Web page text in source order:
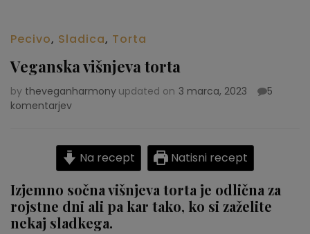
Pecivo, Sladica, Torta
Veganska višnjeva torta
by theveganharmony updated on 3 marca, 2023
5
komentarjev
torta
Na recept Natisni recept
Izjemno sočna višnjeva torta je odlična za
rojstne dni ali pa kar tako, ko si zaželite
nekaj sladkega.